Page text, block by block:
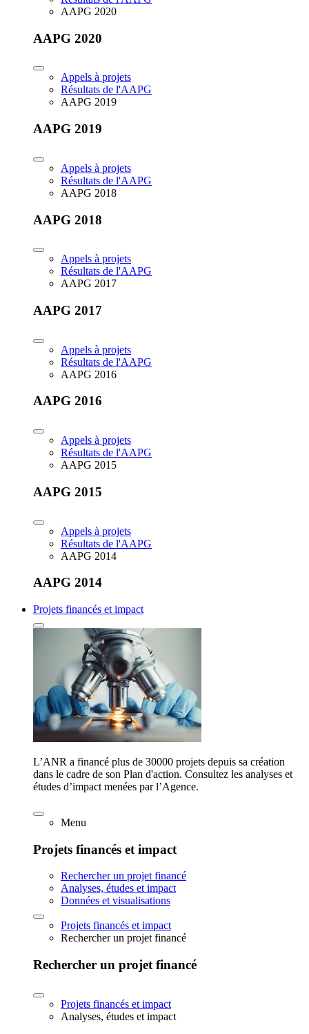
AAPG 2020
AAPG 2020
Appels à projets
Résultats de l'AAPG
AAPG 2019
AAPG 2019
Appels à projets
Résultats de l'AAPG
AAPG 2018
AAPG 2018
Appels à projets
Résultats de l'AAPG
AAPG 2017
AAPG 2017
Appels à projets
Résultats de l'AAPG
AAPG 2016
AAPG 2016
Appels à projets
Résultats de l'AAPG
AAPG 2015
AAPG 2015
Appels à projets
Résultats de l'AAPG
AAPG 2014
AAPG 2014
Projets financés et impact
L’ANR a financé plus de 30000 projets depuis sa création
dans le cadre de son Plan d'action. Consultez les analyses et
études d’impact menées par l’Agence.
Menu
Projets financés et impact
Rechercher un projet financé
Analyses, études et impact
Données et visualisations
Projets financés et impact
Rechercher un projet financé
Rechercher un projet financé
Projets financés et impact
Analyses, études et impact